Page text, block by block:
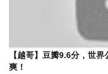
【越哥】豆瓣9.6分，世
爽！